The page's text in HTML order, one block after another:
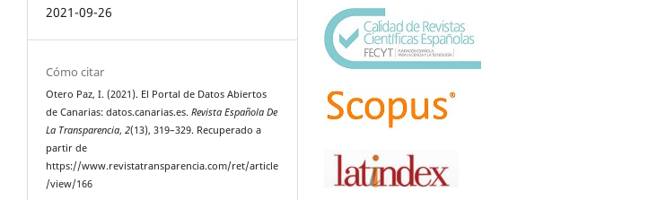
2021-09-26
Cómo citar
Otero Paz, I. (2021). El Portal de Datos Abiertos
de Canarias: datos.canarias.es.Revista Española De
La Transparencia,2(13), 319–329. Recuperado a
partir de
https://www.revistatransparencia.com/ret/article
/view/166